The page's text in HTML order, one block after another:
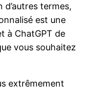
d’autres termes,
est une
à ChatGPT de
vous souhaitez
extrêmement